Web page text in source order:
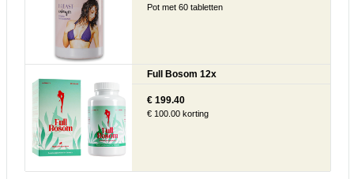
Pot met 60 tabletten
Full Bosom 12x
€ 199.40
€ 100.00 korting